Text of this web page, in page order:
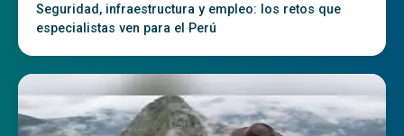
Seguridad, infraestructura y empleo: los retos que
especialistas ven para el Perú